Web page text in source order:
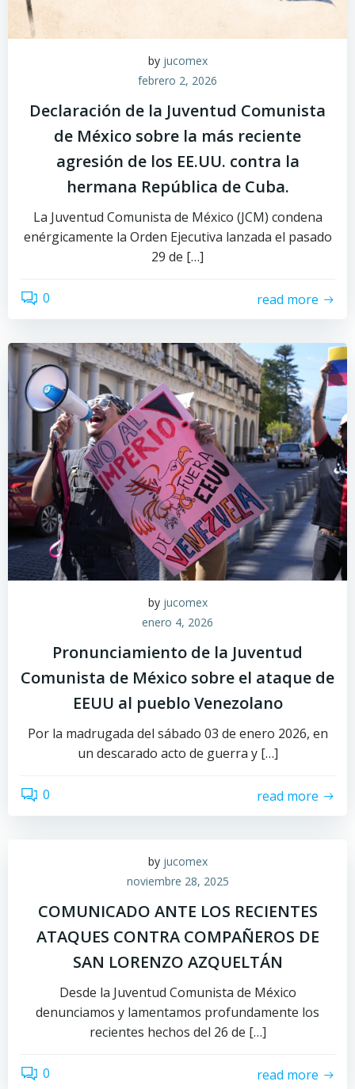
by jucomex
febrero 2, 2026
Declaración de la Juventud Comunista
de México sobre la más reciente
agresión de los EE.UU. contra la
hermana República de Cuba.
La Juventud Comunista de México (JCM) condena
enérgicamente la Orden Ejecutiva lanzada el pasado
29 de […]
0 read more
by jucomex
enero 4, 2026
Pronunciamiento de la Juventud
Comunista de México sobre el ataque de
EEUU al pueblo Venezolano
Por la madrugada del sábado 03 de enero 2026, en
un descarado acto de guerra y […]
0 read more
by jucomex
noviembre 28, 2025
COMUNICADO ANTE LOS RECIENTES
ATAQUES CONTRA COMPAÑEROS DE
SAN LORENZO AZQUELTÁN
Desde la Juventud Comunista de México
denunciamos y lamentamos profundamente los
recientes hechos del 26 de […]
0 read more